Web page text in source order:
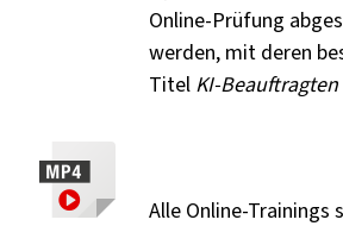
Online-Prüfung
werden, mit deren
Titel KI-Beauftragten
Alle Online-Trainings